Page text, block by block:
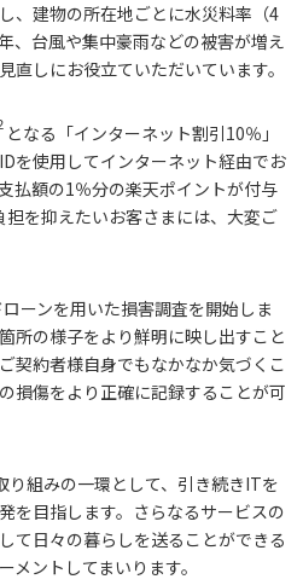
、建物の所在地ごとに水災料率（4
、台風や集中豪雨などの被害が増え
直しにお役立ていただいています。
となる「インターネット割引10％」
を使用してインターネット経由でお
払額の1％分の楽天ポイントが付与
担を抑えたいお客さまには、大変ご
ーンを用いた損害調査を開始しま
所の様子をより鮮明に映し出すこと
契約者様自身でもなかなか気づくこ
損傷をより正確に記録することが可
組みの一環として、引き続きITを
を目指します。さらなるサービスの
て日々の暮らしを送ることができる
メントしてまいります。